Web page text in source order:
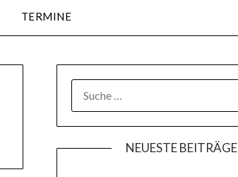
TERMINE
NACH:
NEUESTE BEITRÄGE